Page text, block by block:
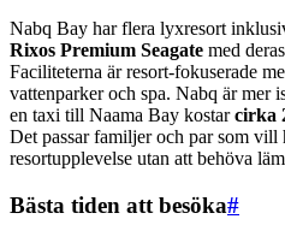
Nabq Bay har flera lyxresort
Rixos Premium Seagate med
Faciliteterna är resort-fokuserade
vattenparker och spa. Nabq är mer
en taxi till Naama Bay kostarcirka
Det passar familjer och par som vill
resortupplevelse utan att behöva
Bästa tiden att besöka#